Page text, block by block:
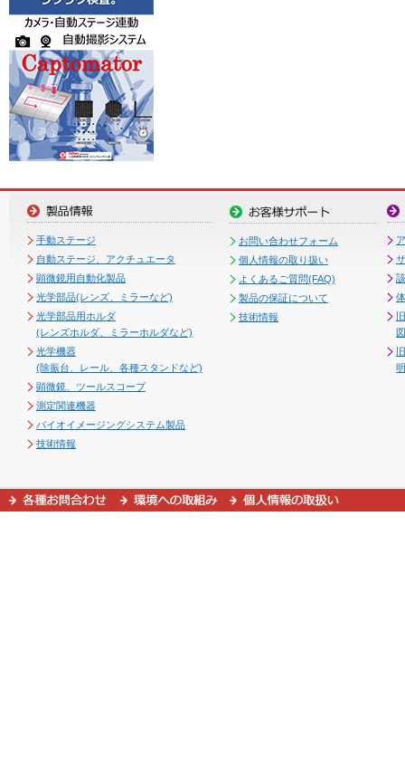
手動ステージ
自動ステージ、アクチュエータ
顕微鏡用自動化製品
光学部品(レンズ、ミラーなど)
光学部品用ホルダ
(レンズホルダ、ミラーホルダなど)
光学機器
(除振台、レール、各種スタンドなど)
顕微鏡、ツールスコープ
測定関連機器
バイオイメージングシステム製品
技術情報
お問い合わせフォーム
個人情報の取り扱い
よくあるご質問(FAQ)
製品の保証について
技術情報